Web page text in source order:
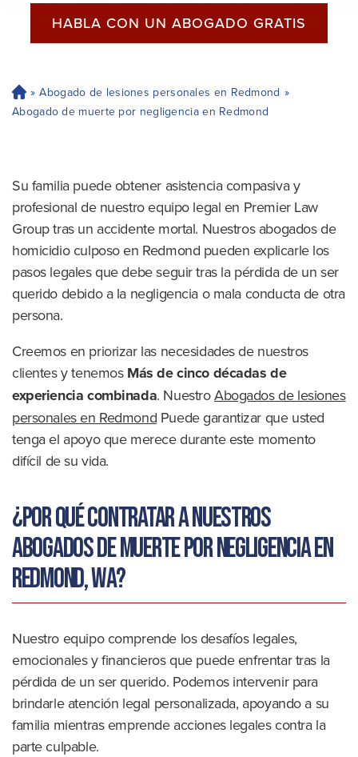
HABLA CON UN ABOGADO GRATIS
H
og
» Abogado de lesiones personales en Redmond »
Abogado de muerte por negligencia en Redmond
Su familia puede obtener asistencia compasiva y
profesional de nuestro equipo legal en Premier Law
Group tras un accidente mortal. Nuestros abogados de
homicidio culposo en Redmond pueden explicarle los
pasos legales que debe seguir tras la pérdida de un ser
querido debido a la negligencia o mala conducta de otra
persona.
Creemos en priorizar las necesidades de nuestros
clientes y tenemosMás de cinco décadas de
experiencia combinada. NuestroAbogados de lesiones
personales en Redmond Puede garantizar que usted
tenga el apoyo que merece durante este momento
difícil de su vida.
¿Por qué contratar a nuestros
abogados de muerte por negligencia en
Redmond, WA?
Nuestro equipo comprende los desafíos legales,
emocionales y financieros que puede enfrentar tras la
pérdida de un ser querido. Podemos intervenir para
brindarle atención legal personalizada, apoyando a su
familia mientras emprende acciones legales contra la
parte culpable.